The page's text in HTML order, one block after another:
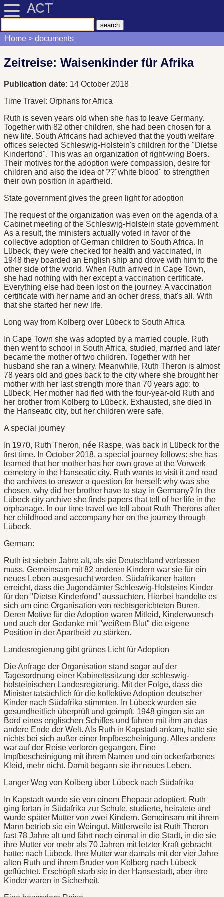
ACT
Home documents
Zeitreise: Waisenkinder für Afrika
Publication date: 14 October 2018
Time Travel: Orphans for Africa
Ruth is seven years old when she has to leave Germany.
Together with 82 other children, she had been chosen for a
new life. South Africans had achieved that the youth welfare
offices selected Schleswig-Holstein's children for the "Dietse
Kinderfond". This was an organization of right-wing Boers.
Their motives for the adoption were compassion, desire for
children and also the idea of ??"white blood" to strengthen
their own position in apartheid.
State government gives the green light for adoption
The request of the organization was even on the agenda of a
Cabinet meeting of the Schleswig-Holstein state government.
As a result, the ministers actually voted in favor of the
collective adoption of German children to South Africa. In
Lübeck, they were checked for health and vaccinated, in
1948 they boarded an English ship and drove with him to the
other side of the world. When Ruth arrived in Cape Town,
she had nothing with her except a vaccination certificate.
Everything else had been lost on the journey. A vaccination
certificate with her name and an ocher dress, that's all. With
that she started her new life.
Long way from Kolberg over Lübeck to South Africa
In Cape Town she was adopted by a married couple. Ruth
then went to school in South Africa, studied, married and later
became the mother of two children. Together with her
husband she ran a winery. Meanwhile, Ruth Theron is almost
78 years old and goes back to the city where she brought her
mother with her last strength more than 70 years ago: to
Lübeck. Her mother had fled with the four-year-old Ruth and
her brother from Kolberg to Lübeck. Exhausted, she died in
the Hanseatic city, but her children were safe.
A special journey
In 1970, Ruth Theron, née Raspe, was back in Lübeck for the
first time. In October 2018, a special journey follows: she has
learned that her mother has her own grave at the Vorwerk
cemetery in the Hanseatic city. Ruth wants to visit it and read
the archives to answer a question for herself: why was she
chosen, why did her brother have to stay in Germany? In the
Lübeck city archive she finds papers that tell of her life in the
orphanage. In our time travel we tell about Ruth Therons after
her childhood and accompany her on the journey through
Lübeck.
German:
Ruth ist sieben Jahre alt, als sie Deutschland verlassen
muss. Gemeinsam mit 82 anderen Kindern war sie für ein
neues Leben ausgesucht worden. Südafrikaner hatten
erreicht, dass die Jugendämter Schleswig-Holsteins Kinder
für den "Dietse Kinderfond" aussuchten. Hierbei handelte es
sich um eine Organisation von rechtsgerichteten Buren.
Deren Motive für die Adoption waren Mitleid, Kinderwunsch
und auch der Gedanke mit "weißem Blut" die eigene
Position in der Apartheid zu stärken.
Landesregierung gibt grünes Licht für Adoption
Die Anfrage der Organisation stand sogar auf der
Tagesordnung einer Kabinettssitzung der schleswig-
holsteinischen Landesregierung. Mit der Folge, dass die
Minister tatsächlich für die kollektive Adoption deutscher
Kinder nach Südafrika stimmten. In Lübeck wurden sie
gesundheitlich überprüft und geimpft, 1948 gingen sie an
Bord eines englischen Schiffes und fuhren mit ihm an das
andere Ende der Welt. Als Ruth in Kapstadt ankam, hatte sie
nichts bei sich außer einer Impfbescheinigung. Alles andere
war auf der Reise verloren gegangen. Eine
Impfbescheinigung mit ihrem Namen und ein ockerfarbenes
Kleid, mehr nicht. Damit begann sie ihr neues Leben.
Langer Weg von Kolberg über Lübeck nach Südafrika
In Kapstadt wurde sie von einem Ehepaar adoptiert. Ruth
ging fortan in Südafrika zur Schule, studierte, heiratete und
wurde später Mutter von zwei Kindern. Gemeinsam mit ihrem
Mann betrieb sie ein Weingut. Mittlerweile ist Ruth Theron
fast 78 Jahre alt und fährt noch einmal in die Stadt, in die sie
ihre Mutter vor mehr als 70 Jahren mit letzter Kraft gebracht
hatte: nach Lübeck. Ihre Mutter war damals mit der vier Jahre
alten Ruth und ihrem Bruder von Kolberg nach Lübeck
geflüchtet. Erschöpft starb sie in der Hansestadt, aber ihre
Kinder waren in Sicherheit.